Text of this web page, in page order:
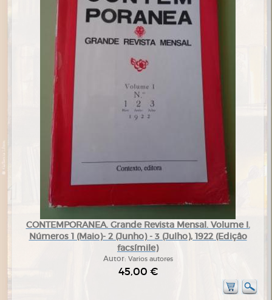
CONTEMPORANEA. Grande Revista Mensal. Volume I.
Números 1 (Maio)- 2 (Junho) - 3 (Julho), 1922 (Ediçâo
facsímile)
Autor: Varios autores
45,00 €